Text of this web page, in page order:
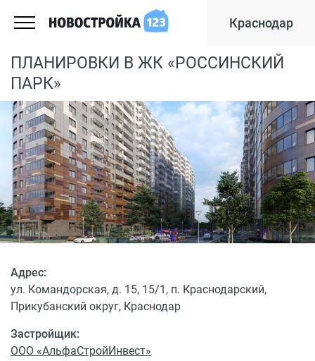
Краснодар
ПЛАНИРОВКИ В ЖК «РОССИНСКИЙ
ПАРК»
Застройщик:
ООО «АльфаСтройИнвест»
Адрес:
ул. Командорская, д. 15, 15/1, п. Краснодарский,
Прикубанский округ, Краснодар